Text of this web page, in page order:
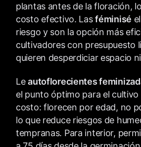
plantas antes de la floración,
costo efectivo. Lasféminisé
riesgo y son la opción más
cultivadores con presupuesto
quieren desperdiciar espacio
Leautoflorecientes
el punto óptimo para el cultivo
costo: florecen por edad, no
lo que reduce riesgos de
tempranas. Para interior,